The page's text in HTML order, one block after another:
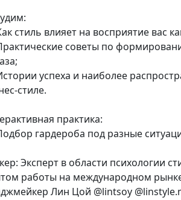
стиль влияет на восприятие вас
советы по
успеха и наиболее
стиле.
практика:
гардероба под разные
Эксперт в области психологии
работы на международном
Лин Цой @lintsoy